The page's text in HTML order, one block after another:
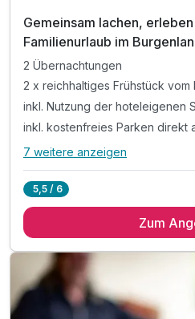
Gemeinsam lachen,
Familienurlaub im
2 Übernachtungen
2 x reichhaltiges Frühstück vom
inkl. Nutzung der hoteleigenen
inkl. kostenfreies Parken direkt
Alle Inklusivleistungen
2 x reichhaltiges Frühstück vom
inkl. kostenfreies Parken direkt
inkl. kostenfreies WLAN
inkl. Burgenland Card
7 weitere anzeigen
5,5 / 6
Zum